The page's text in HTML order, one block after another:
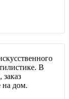
В
на дом.